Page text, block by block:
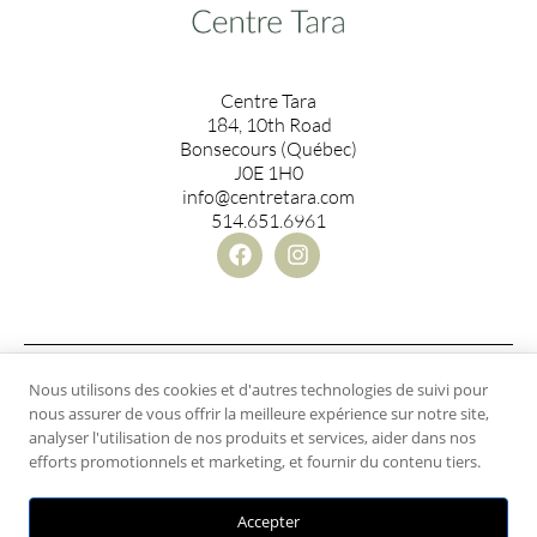
Centre Tara
184, 10th Road
Bonsecours (Québec)
J0E 1H0
info@centretara.com
514.651.6961
Nombre d’unités: 21, Catégorie: Établissements
d’hébergement touristique jeunesse. Délivré le: 2023-11-
16, Expire le: 2024-11-15
© 2024. Centre Tara. All rights reserved. Privacy policy
Nous utilisons des cookies et d'autres technologies de suivi pour
nous assurer de vous offrir la meilleure expérience sur notre site,
analyser l'utilisation de nos produits et services, aider dans nos
efforts promotionnels et marketing, et fournir du contenu tiers.
Accepter